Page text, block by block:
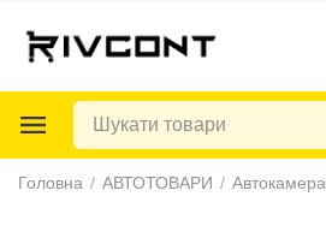
Головна / АВТОТОВАРИ / Автокамера